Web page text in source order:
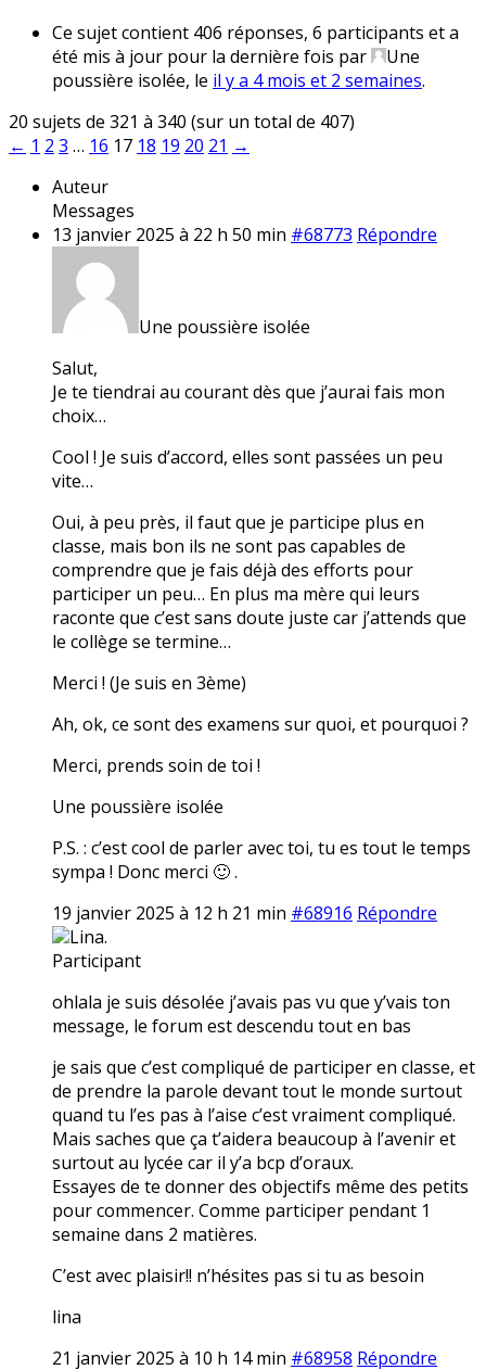
Ce sujet contient 406 réponses, 6 participants et a
été mis à jour pour la dernière fois par
Une
poussière isolée, le il y a 4 mois et 2 semaines.
20 sujets de 321 à 340 (sur un total de 407)
← 1 2 3 … 16 17 18 19 20 21 →
Auteur
Messages
13 janvier 2025 à 22 h 50 min #68773 Répondre
Une poussière isolée
Salut,
Je te tiendrai au courant dès que j’aurai fais mon
choix…
Cool ! Je suis d’accord, elles sont passées un peu
vite…
Oui, à peu près, il faut que je participe plus en
classe, mais bon ils ne sont pas capables de
comprendre que je fais déjà des efforts pour
participer un peu… En plus ma mère qui leurs
raconte que c’est sans doute juste car j’attends que
le collège se termine…
Merci ! (Je suis en 3ème)
Ah, ok, ce sont des examens sur quoi, et pourquoi ?
Merci, prends soin de toi !
Une poussière isolée
P.S. : c’est cool de parler avec toi, tu es tout le temps
sympa ! Donc merci 🙂 .
19 janvier 2025 à 12 h 21 min #68916 Répondre
Lina.
Participant
ohlala je suis désolée j’avais pas vu que y’vais ton
message, le forum est descendu tout en bas
je sais que c’est compliqué de participer en classe, et
de prendre la parole devant tout le monde surtout
quand tu l’es pas à l’aise c’est vraiment compliqué.
Mais saches que ça t’aidera beaucoup à l’avenir et
surtout au lycée car il y’a bcp d’oraux.
Essayes de te donner des objectifs même des petits
pour commencer. Comme participer pendant 1
semaine dans 2 matières.
C’est avec plaisir!! n’hésites pas si tu as besoin
lina
21 janvier 2025 à 10 h 14 min #68958 Répondre